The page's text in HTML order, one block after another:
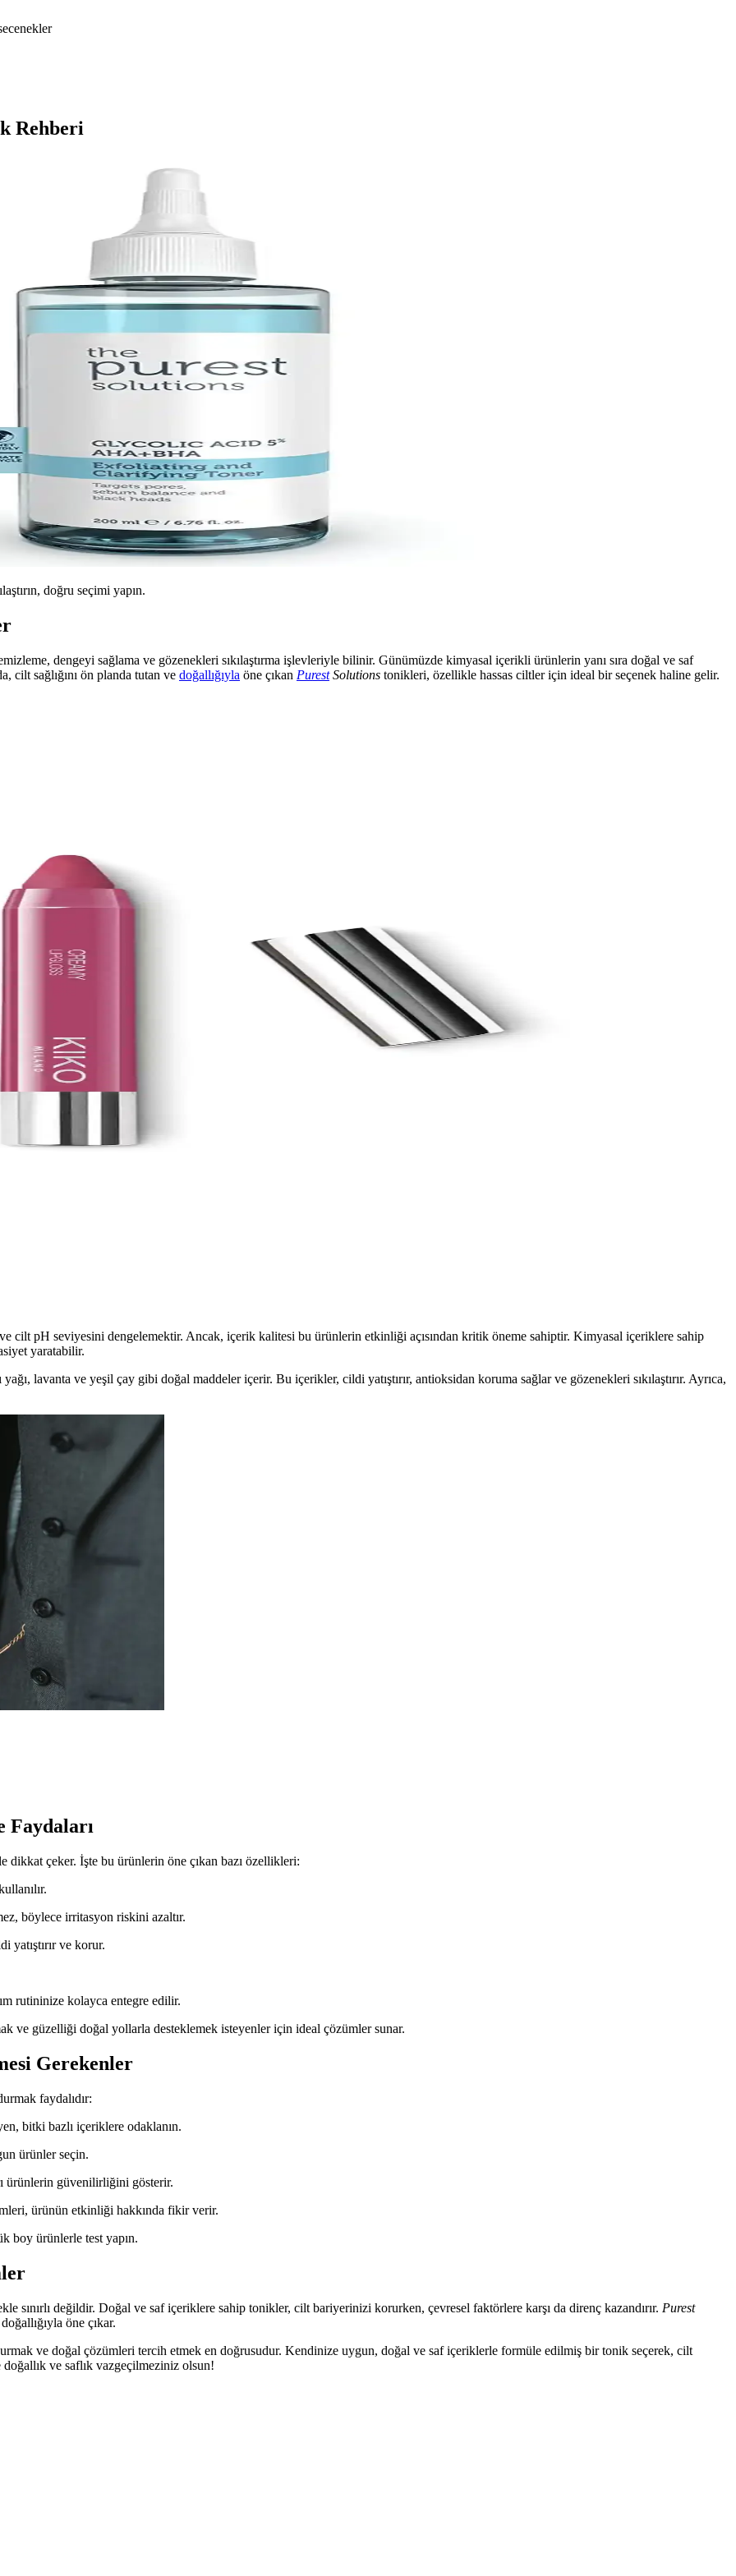
Rehberi
doğru seçimi yapın.
dengeyi sağlama ve gözenekleri sıkılaştırma işlevleriyle bilinir. Günümüzde kimyasal içerikli ürünlerin yanı sıra doğal ve saf
cilt sağlığını ön planda tutan ve doğallığıyla öne çıkan PurestSolutions tonikleri, özellikle hassas ciltler için ideal bir seçenek haline gelir.
özleriyle ağız hijyenini destekler, beyazlatır ve ferahlatıcı etkisiyle günlük kullanım için idealdir.
Doğal ve Etkili Cilt Bakımı İçin Uygun Bir Seçenek
Ciltler İçin Yoğun Nemlendirici ve Yatıştırıcı Krem
geliştirilmiş, yoğun nemlendirme ve yatıştırıcı özellikleriyle öne çıkan, güvenli ve dermatolojik testli bir bakım ürünüdür.
organik saç boyası, amonyaksız yapısı ve kolay uygulamasıyla uzun süre kalıcı ve parlak sonuçlar sunar.
ve Etkili Cilt Bakımı Ürünü
ve cilt pH seviyesini dengelemektir. Ancak, içerik kalitesi bu ürünlerin etkinliği açısından kritik öneme sahiptir. Kimyasal içeriklere sahip
yaratabilir.
lavanta ve yeşil çay gibi doğal maddeler içerir. Bu içerikler, cildi yatıştırır, antioksidan koruma sağlar ve gözenekleri sıkılaştırır. Ayrıca,
Faydaları
dikkat çeker. İşte bu ürünlerin öne çıkan bazı özellikleri:
böylece irritasyon riskini azaltır.
yatıştırır ve korur.
rutininize kolayca entegre edilir.
ve güzelliği doğal yollarla desteklemek isteyenler için ideal çözümler sunar.
Gerekenler
faydalıdır:
bitki bazlı içeriklere odaklanın.
ürünler seçin.
ürünlerin güvenilirliğini gösterir.
ürünün etkinliği hakkında fikir verir.
boy ürünlerle test yapın.
sınırlı değildir. Doğal ve saf içeriklere sahip tonikler, cilt bariyerinizi korurken, çevresel faktörlere karşı da direnç kazandırır. Purest
öne çıkar.
ve doğal çözümleri tercih etmek en doğrusudur. Kendinize uygun, doğal ve saf içeriklerle formüle edilmiş bir tonik seçerek, cilt
ve saflık vazgeçilmeziniz olsun!